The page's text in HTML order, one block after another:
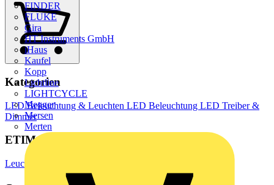
FINDER
FLUKE
Gira
HT Instruments GmbH
iHaus
Kaufel
Kopp
Lichtline
LIGHTCYCLE
Megger
Mersen
Merten
Kategorien
LED Beleuchtung & Leuchten LED Beleuchtung LED Treiber &
Dimmer
ETIM Group
Leuchtenzubehör